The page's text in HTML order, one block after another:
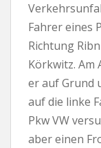
Fahrer eines
Richtung
Körkwitz. Am
er auf Grund
auf die linke
Pkw VW
aber einen